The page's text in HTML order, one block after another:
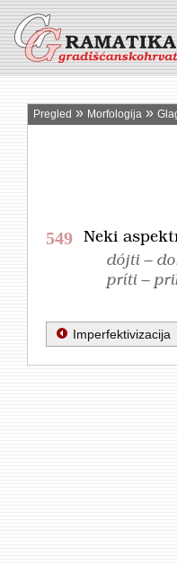
Pregled » Morfologija »
549
Neki
dójti –
príti –
Imperfektivizacija